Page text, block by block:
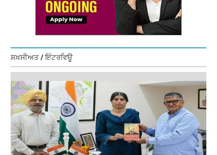
ਸ਼ਖ਼ਸੀਅਤ / ਇੰਟਰਵਿਊ